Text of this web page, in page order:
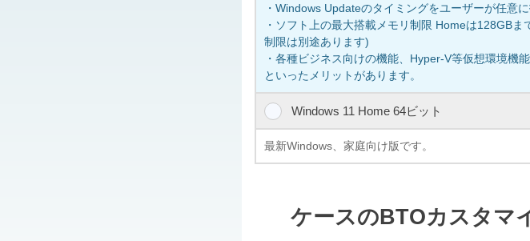
・Windows Updateのタイミングをユーザーが任意
・ソフト上の最大搭載メモリ制限 Homeは128GB
制限は別途あります)
・各種ビジネス向けの機能、Hyper-V等仮想環境機
といったメリットがあります。
Windows 11 Home 64ビット
最新Windows、家庭向け版です。
ケースのBTOカスタ